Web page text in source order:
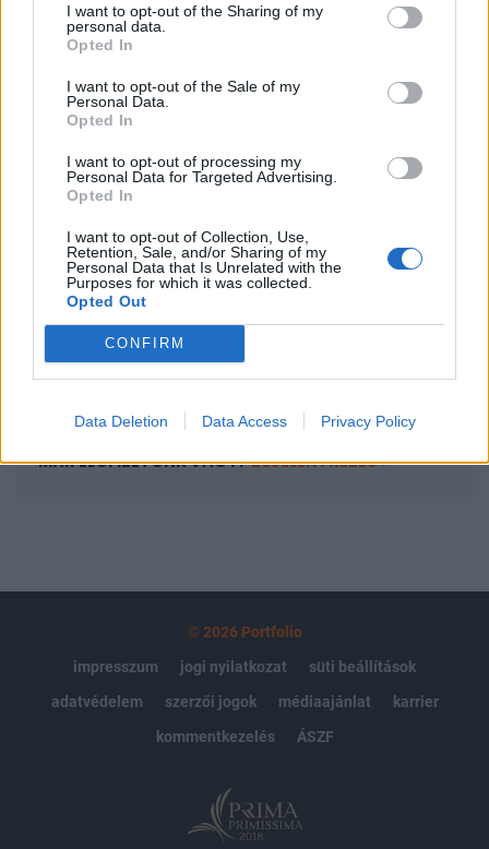
I want to opt-out of the Sharing of my
personal data.
Opted In
I want to opt-out of the Sale of my
Personal Data.
Opted In
I want to opt-out of processing my
Personal Data for Targeted Advertising.
Opted In
I want to opt-out of Collection, Use,
Retention, Sale, and/or Sharing of my
Personal Data that Is Unrelated with the
Purposes for which it was collected.
Opted Out
CONFIRM
Data Deletion Data Access Privacy Policy
egész alaptőkére vetítve, míg a bevezetett sorozatra
vonatkozóan a tulajdonrésze 30.14%-os volt.
KEDVES OLVASÓNK!
tartozik, melynek olvasása előfizetéses
regisztrációhoz kötött.
Az előfizetés a következőket tartalmazza:
Portfolio.hu teljes cikkarchívum
Kötéslisták: BÉT elmúlt 2 év napon belüli
kötéslistái
Előfizetés
MÁR ELŐFIZETŐNK VAGY?BEJELENTKEZÉS
© 2026 Portfolio
impresszum
jogi nyilatkozat
süti beállítások
adatvédelem
szerzői jogok médiaajánlat
karrier
kommentkezelés
ÁSZF